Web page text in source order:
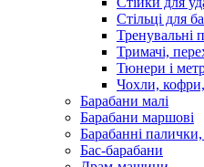
Стільці для
Тренувальні
Тримачі,
Тюнери і
Чохли,
Барабани малі
Барабани маршові
Барабанні
Бас-барабани